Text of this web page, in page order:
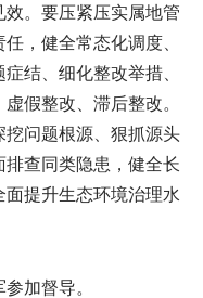
。要压紧压实属地管
，健全常态化调度、
结、细化整改举措、
假整改、滞后整改。
问题根源、狠抓源头
查同类隐患，健全长
提升生态环境治理水
加督导。